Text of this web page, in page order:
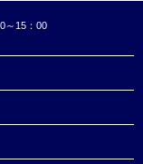
～15：00